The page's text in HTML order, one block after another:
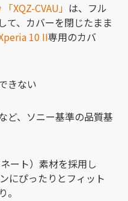
XQZ-CVAU」 は、フル
て、カバーを閉じたまま
10 II専用のカバ
きない
ど、ソニー基準の品質基
ート）素材を採用し
にぴったりとフィット